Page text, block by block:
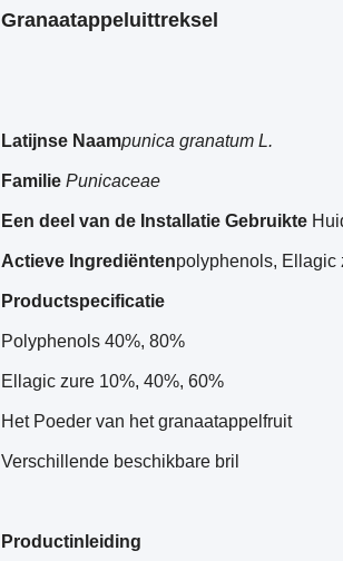
Granaatappeluittreksel
Latijnse Naampunica granatum L.
Familie Punicaceae
Een deel van de Installatie Gebruikte
Actieve Ingrediëntenpolyphenols, Ellagic
Productspecificatie
Polyphenols 40%, 80%
Ellagic zure 10%, 40%, 60%
Het Poeder van het granaatappelfruit
Verschillende beschikbare bril
Productinleiding